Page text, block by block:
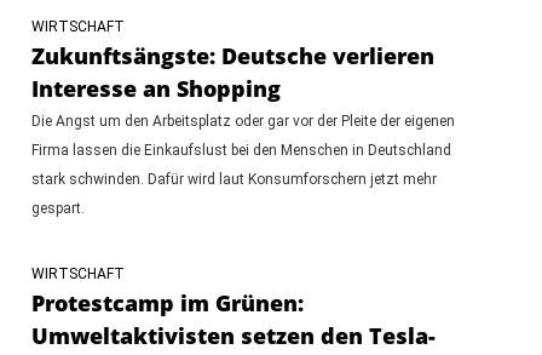
WIRTSCHAFT
Zukunftsängste: Deutsche verlieren
Interesse an Shopping
Die Angst um den Arbeitsplatz oder gar vor der Pleite der eigenen
Firma lassen die Einkaufslust bei den Menschen in Deutschland
stark schwinden. Dafür wird laut Konsumforschern jetzt mehr
gespart.
WIRTSCHAFT
Protestcamp im Grünen:
Umweltaktivisten setzen den Tesla-